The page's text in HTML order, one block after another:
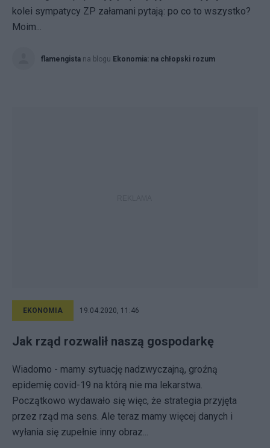
kolei sympatycy ZP załamani pytają: po co to wszystko?
Moim...
flamengista na blogu Ekonomia: na chłopski rozum
EKONOMIA 19.04.2020, 11:46
Jak rząd rozwalił naszą gospodarkę
Wiadomo - mamy sytuację nadzwyczajną, groźną
epidemię covid-19 na którą nie ma lekarstwa.
Początkowo wydawało się więc, że strategia przyjęta
przez rząd ma sens. Ale teraz mamy więcej danych i
wyłania się zupełnie inny obraz...